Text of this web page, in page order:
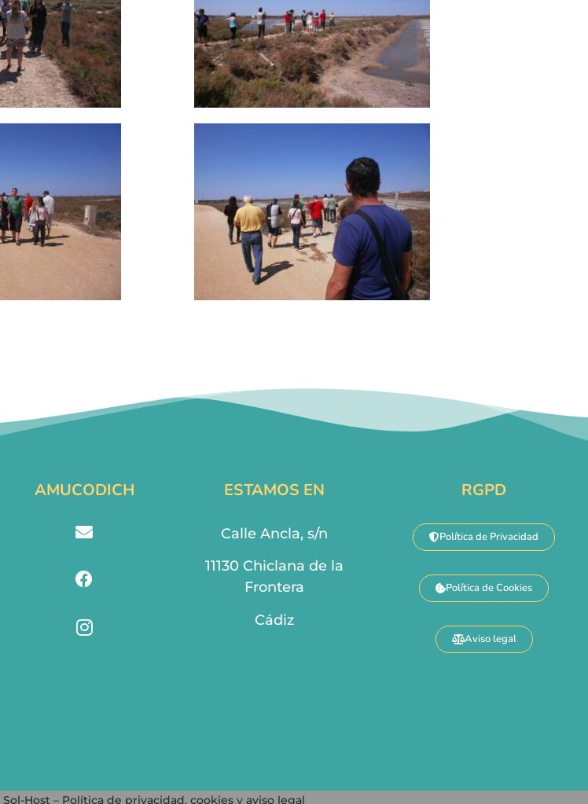
AMUCODICH ESTAMOS EN
Calle Ancla, s/n
11130 Chiclana de la
Frontera
Cádiz
RGPD
Política de Privacidad
Política de Cookies
Aviso legal
Sol-Host – Política de privacidad, cookies y aviso legal